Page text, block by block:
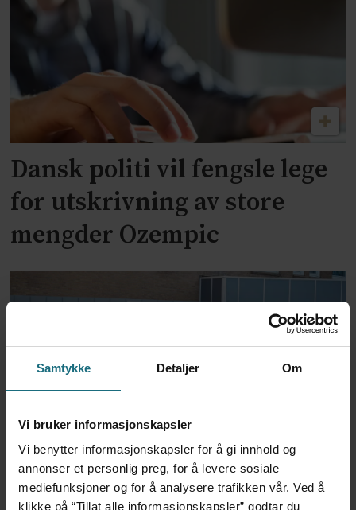
Samtykke Detaljer Om
Vi bruker informasjonskapsler
Vi benytter informasjonskapsler for å gi innhold og
annonser et personlig preg, for å levere sosiale
mediefunksjoner og for å analysere trafikken vår. Ved å
klikke på “Tillat alle informasjonskapsler” godtar du
Dansk politi vil fengsle lege
for utskrivning av store
mengder Ozempic
Feilmedisinert i 18 år – får
millionerstatning